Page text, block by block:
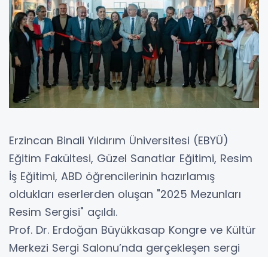
Erzincan Binali Yıldırım Üniversitesi (EBYÜ)
Eğitim Fakültesi, Güzel Sanatlar Eğitimi, Resim
İş Eğitimi, ABD öğrencilerinin hazırlamış
oldukları eserlerden oluşan "2025 Mezunları
Resim Sergisi" açıldı.
Prof. Dr. Erdoğan Büyükkasap Kongre ve Kültür
Merkezi Sergi Salonu’nda gerçekleşen sergi